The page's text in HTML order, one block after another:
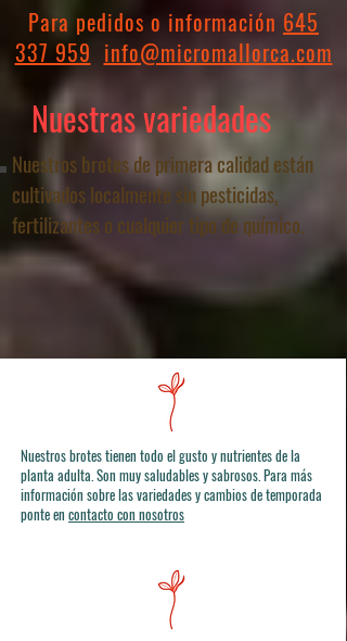
Para pedidos o información 645
337 959 info@micromallorca.com
Nuestras variedades
Nuestros brotes de primera calidad están
cultivados localmente sin pesticidas,
fertilizantes o cualquier tipo de químico.
Nuestros brotes tienen todo el gusto y nutrientes de la
planta adulta. Son muy saludables y sabrosos. Para más
información sobre las variedades y cambios de temporada
ponte en contacto con nosotros